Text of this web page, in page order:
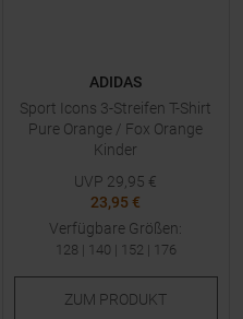
ADIDAS
Sport Icons 3-Streifen T-Shirt
Pure Orange / Fox Orange
Kinder
UVP 29,95 €
23,95 €
Verfügbare Größen:
128 | 140 | 152| 176
ZUM PRODUKT